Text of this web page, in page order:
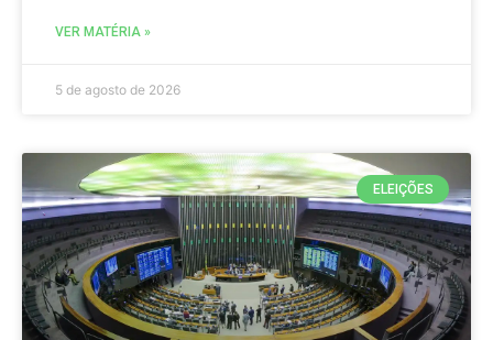
VER MATÉRIA »
5 de agosto de 2026
ELEIÇÕES